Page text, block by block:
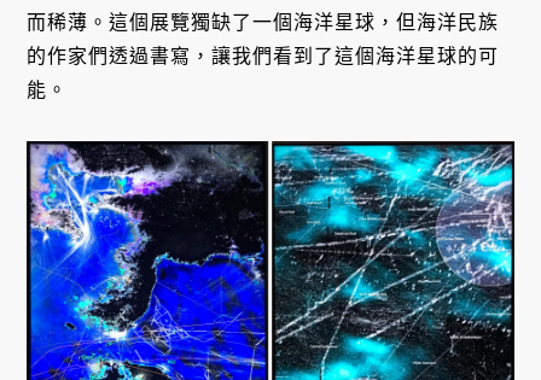
而稀薄。這個展覽獨缺了一個海洋星球，但海洋民族
的作家們透過書寫，讓我們看到了這個海洋星球的可
能。